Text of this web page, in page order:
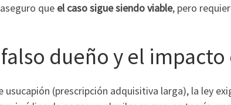
que el caso sigue siendo viable, pero
dueño y el
usucapión (prescripción adquisitiva larga), la ley